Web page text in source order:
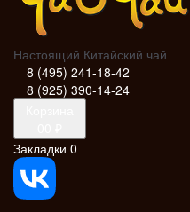
Настоящий Китайский чай
8 (495) 241-18-42
8 (925) 390-14-24
Закладки 0